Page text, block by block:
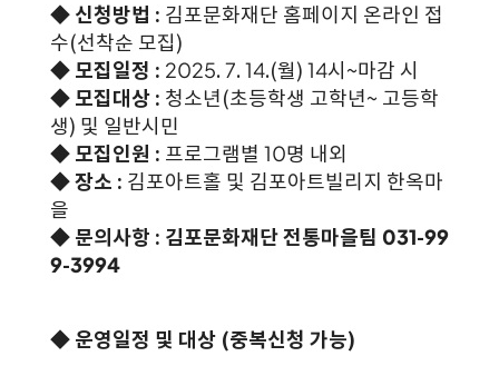
◆ 신청방법 : 김포문화재단 홈페이지 온라인 접
수(선착순 모집)
◆ 모집일정 : 2025. 7. 14.(월) 14시~마감 시
◆ 모집대상 : 청소년(초등학생 고학년~ 고등학
생) 및 일반시민
◆ 모집인원 : 프로그램별 10명 내외
◆ 장소 : 김포아트홀 및 김포아트빌리지 한옥마
을
◆ 문의사항 : 김포문화재단 전통마을팀 031-99
9-3994
◆ 운영일정 및 대상 (중복신청 가능)